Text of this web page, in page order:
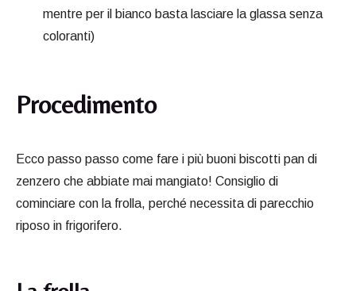
mentre per il bianco basta lasciare la glassa senza
coloranti)
Procedimento
Ecco passo passo come fare i più buoni biscotti pan di
zenzero che abbiate mai mangiato! Consiglio di
cominciare con la frolla, perché necessita di parecchio
riposo in frigorifero.